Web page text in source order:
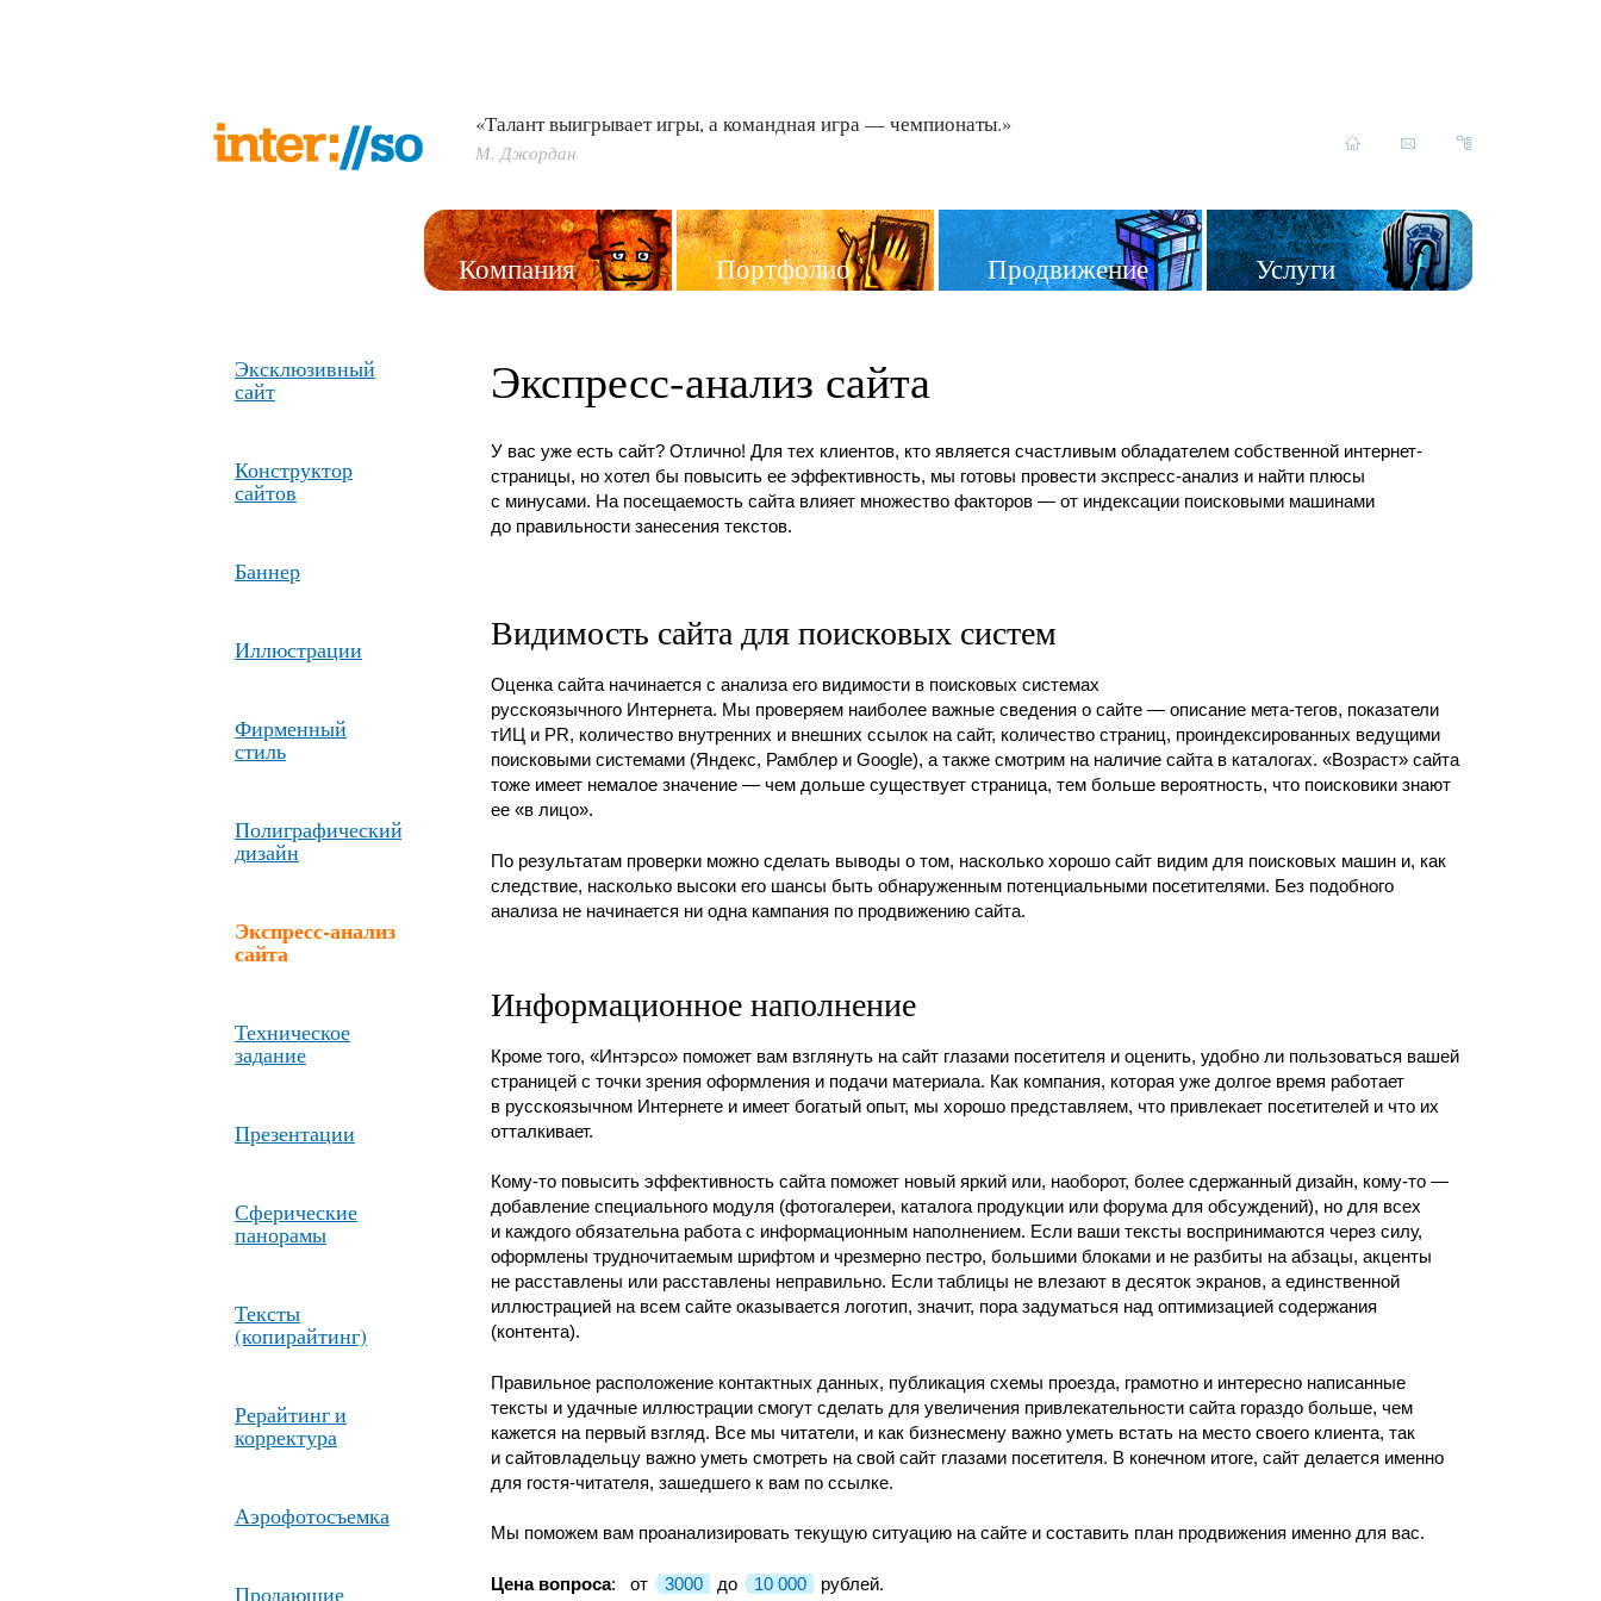
«Талант выигрывает игры, а командная игра — чемпионаты.»
М. Джордан
Компания Портфолио Продвижение Услуги
Эксклюзивный
сайт
Конструктор
сайтов
Баннер
Иллюстрации
Фирменный
стиль
Полиграфический
дизайн
Экспресс-анализ
сайта
Техническое
задание
Презентации
Сферические
панорамы
Тексты
(копирайтинг)
Рерайтинг и
корректура
Аэрофотосъемка
Продающие
Экспресс-анализ сайта
У вас уже есть сайт? Отлично! Для тех клиентов, кто является счастливым обладателем собственной интернет-
страницы, но хотел бы повысить ее эффективность, мы готовы провести экспресс-анализ и найти плюсы
с минусами. На посещаемость сайта влияет множество факторов — от индексации поисковыми машинами
до правильности занесения текстов.
Видимость сайта для поисковых систем
Оценка сайта начинается с анализа его видимости в поисковых системах
русскоязычного Интернета. Мы проверяем наиболее важные сведения о сайте — описание мета-тегов, показатели
тИЦ и PR, количество внутренних и внешних ссылок на сайт, количество страниц, проиндексированных ведущими
поисковыми системами (Яндекс, Рамблер и Google), а также смотрим на наличие сайта в каталогах. «Возраст» сайта
тоже имеет немалое значение — чем дольше существует страница, тем больше вероятность, что поисковики знают
ее «в лицо».
По результатам проверки можно сделать выводы о том, насколько хорошо сайт видим для поисковых машин и, как
следствие, насколько высоки его шансы быть обнаруженным потенциальными посетителями. Без подобного
анализа не начинается ни одна кампания по продвижению сайта.
Информационное наполнение
Кроме того, «Интэрсо» поможет вам взглянуть на сайт глазами посетителя и оценить, удобно ли пользоваться вашей
страницей с точки зрения оформления и подачи материала. Как компания, которая уже долгое время работает
в русскоязычном Интернете и имеет богатый опыт, мы хорошо представляем, что привлекает посетителей и что их
отталкивает.
Кому-то повысить эффективность сайта поможет новый яркий или, наоборот, более сдержанный дизайн, кому-то —
добавление специального модуля (фотогалереи, каталога продукции или форума для обсуждений), но для всех
и каждого обязательна работа с информационным наполнением. Если ваши тексты воспринимаются через силу,
оформлены трудночитаемым шрифтом и чрезмерно пестро, большими блоками и не разбиты на абзацы, акценты
не расставлены или расставлены неправильно. Если таблицы не влезают в десяток экранов, а единственной
иллюстрацией на всем сайте оказывается логотип, значит, пора задуматься над оптимизацией содержания
(контента).
Правильное расположение контактных данных, публикация схемы проезда, грамотно и интересно написанные
тексты и удачные иллюстрации смогут сделать для увеличения привлекательности сайта гораздо больше, чем
кажется на первый взгляд. Все мы читатели, и как бизнесмену важно уметь встать на место своего клиента, так
и сайтовладельцу важно уметь смотреть на свой сайт глазами посетителя. В конечном итоге, сайт делается именно
для гостя-читателя, зашедшего к вам по ссылке.
Мы поможем вам проанализировать текущую ситуацию на сайте и составить план продвижения именно для вас.
Цена вопроса: от 3000 до 10 000 рублей.